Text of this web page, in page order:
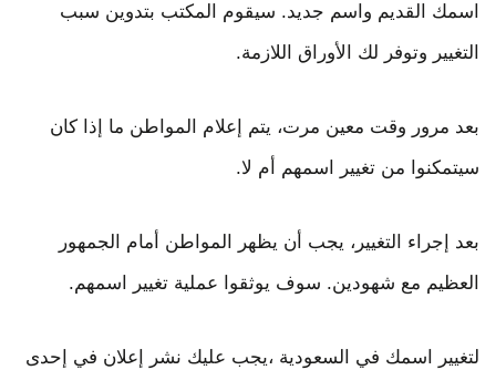
اسمك القديم واسم جديد. سيقوم المكتب بتدوين سبب
التغيير وتوفر لك الأوراق اللازمة.
بعد مرور وقت معين مرت، يتم إعلام المواطن ما إذا كان
سيتمكنوا من تغيير اسمهم أم لا.
بعد إجراء التغيير، يجب أن يظهر المواطن أمام الجمهور
العظيم مع شهودين. سوف يوثقوا عملية تغيير اسمهم.
لتغيير اسمك في السعودية ،يجب عليك نشر إعلان في إحدى